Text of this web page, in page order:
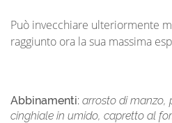
Può invecchiare ulteriormente
raggiunto ora la sua massima
Abbinamenti: arrosto di manzo,
cinghiale in umido, capretto al